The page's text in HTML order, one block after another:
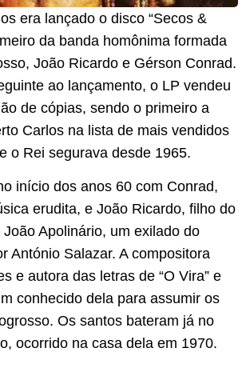
era lançado o disco “Secos &
da banda homônima formada
João Ricardo e Gérson Conrad.
ao lançamento, o LP vendeu
de cópias, sendo o primeiro a
Carlos na lista de mais vendidos
o Rei segurava desde 1965.
início dos anos 60 com Conrad,
erudita, e João Ricardo, filho do
Apolinário, um exilado do
António Salazar. A compositora
e autora das letras de “O Vira” e
conhecido dela para assumir os
Os santos bateram já no
ocorrido na casa dela em 1970.